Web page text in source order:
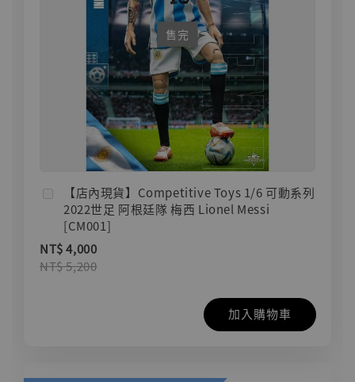
售完
【店內現貨】Competitive Toys 1/6 可動系列
2022世足 阿根廷隊 梅西 Lionel Messi
[CM001]
NT$ 4,000
NT$ 5,200
加入購物車